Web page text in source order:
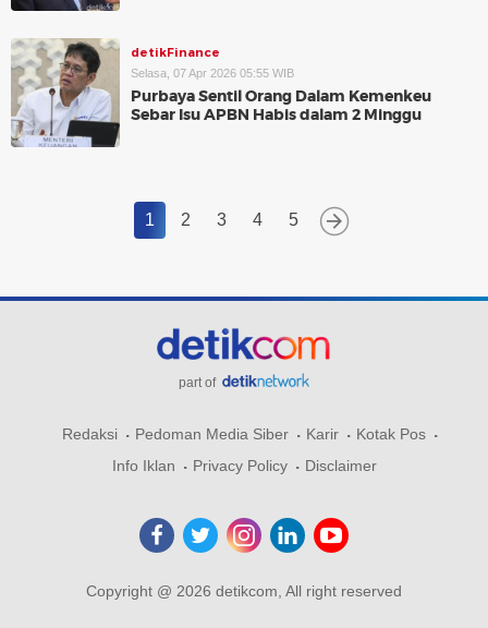
detikFinance
Selasa, 07 Apr 2026 05:55 WIB
Purbaya Sentil Orang Dalam Kemenkeu
Sebar Isu APBN Habis dalam 2 Minggu
1 2 3 4 5
part of
Redaksi Pedoman Media Siber Karir
Kotak Pos
Info Iklan
Privacy Policy Disclaimer
Copyright @ 2026 detikcom, All right reserved